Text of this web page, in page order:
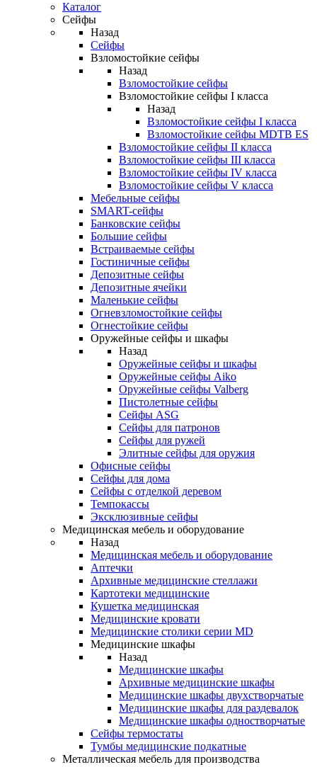
Каталог
Сейфы
Назад
Сейфы
Взломостойкие сейфы
Назад
Взломостойкие сейфы
Взломостойкие сейфы I класса
Назад
Взломостойкие сейфы I класса
Взломостойкие сейфы MDTB ES
Взломостойкие сейфы II класса
Взломостойкие сейфы III класса
Взломостойкие сейфы IV класса
Взломостойкие сейфы V класса
Мебельные сейфы
SMART-сейфы
Банковские сейфы
Большие сейфы
Встраиваемые сейфы
Гостиничные сейфы
Депозитные сейфы
Депозитные ячейки
Маленькие сейфы
Огневзломостойкие сейфы
Огнестойкие сейфы
Оружейные сейфы и шкафы
Назад
Оружейные сейфы и шкафы
Оружейные сейфы Aiko
Оружейные сейфы Valberg
Пистолетные сейфы
Сейфы ASG
Сейфы для патронов
Сейфы для ружей
Элитные сейфы для оружия
Офисные сейфы
Сейфы для дома
Сейфы с отделкой деревом
Темпокассы
Эксклюзивные сейфы
Медицинская мебель и оборудование
Назад
Медицинская мебель и оборудование
Аптечки
Архивные медицинские стеллажи
Картотеки медицинские
Кушетка медицинская
Медицинские кровати
Медицинские столики серии MD
Медицинские шкафы
Назад
Медицинские шкафы
Архивные медицинские шкафы
Медицинские шкафы двухстворчатые
Медицинские шкафы для раздевалок
Медицинские шкафы одностворчатые
Сейфы термостаты
Тумбы медицинские подкатные
Металлическая мебель для производства